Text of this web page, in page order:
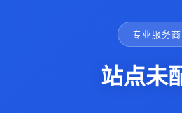
专业服务商
站点未